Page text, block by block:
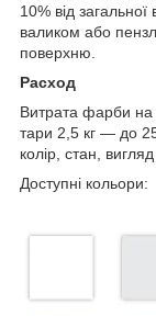
10% від
валиком або
поверхню.
Расход
Витрата фарби на
тари 2,5 кг — до
колір, стан,
Доступні кольори: